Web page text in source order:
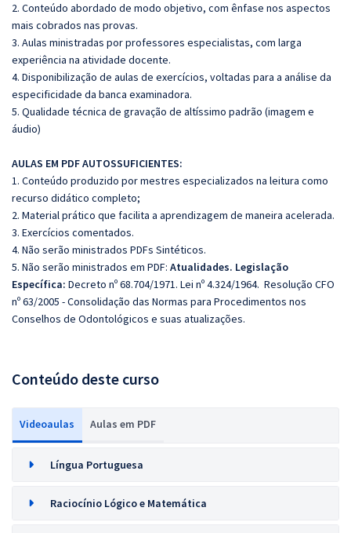
2. Conteúdo abordado de modo objetivo, com ênfase nos aspectos
mais cobrados nas provas.
3. Aulas ministradas por professores especialistas, com larga
experiência na atividade docente.
4. Disponibilização de aulas de exercícios, voltadas para a análise da
especificidade da banca examinadora.
5. Qualidade técnica de gravação de altíssimo padrão (imagem e
áudio)
AULAS EM PDF AUTOSSUFICIENTES:
1. Conteúdo produzido por mestres especializados na leitura como
recurso didático completo;
2. Material prático que facilita a aprendizagem de maneira acelerada.
3. Exercícios comentados.
4. Não serão ministrados PDFs Sintéticos.
5. Não serão ministrados em PDF: Atualidades. Legislação
Específica: Decreto nº 68.704/1971. Lei nº 4.324/1964. Resolução CFO
nº 63/2005 - Consolidação das Normas para Procedimentos nos
Conselhos de Odontológicos e suas atualizações.
Conteúdo deste curso
Videoaulas Aulas em PDF
Língua Portuguesa
Raciocínio Lógico e Matemática